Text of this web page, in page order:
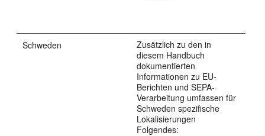
Schweden
Zusätzlich zu den in
diesem Handbuch
dokumentierten
Informationen zu EU-
Berichten und SEPA-
Verarbeitung umfassen für
Schweden spezifische
Lokalisierungen
Folgendes: